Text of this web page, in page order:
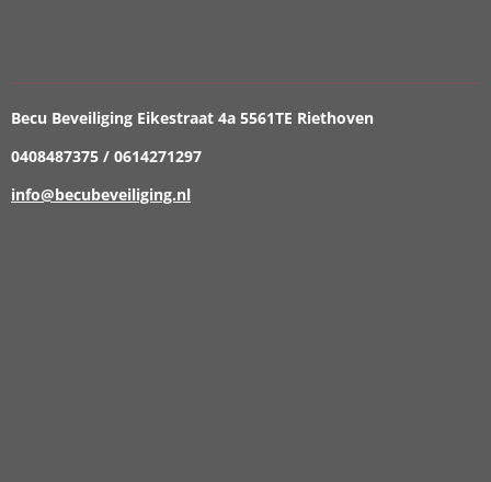
Becu Beveiliging Eikestraat 4a 5561TE Riethoven
0408487375 / 0614271297
info@becubeveiliging.nl